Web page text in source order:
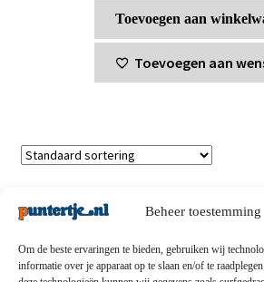
Beheer toestemming
Om de beste ervaringen te bieden, gebruiken wij
informatie over je apparaat op te slaan en/of te
Toevoegen aan
Toevoegen aan